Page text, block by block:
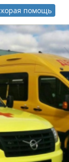
помощь